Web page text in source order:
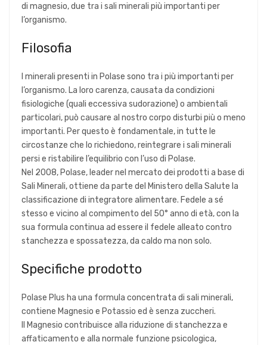
di magnesio, due tra i sali minerali più importanti per
l’organismo.
Filosofia
I minerali presenti in Polase sono tra i più importanti per
l’organismo. La loro carenza, causata da condizioni
fisiologiche (quali eccessiva sudorazione) o ambientali
particolari, può causare al nostro corpo disturbi più o meno
importanti. Per questo è fondamentale, in tutte le
circostanze che lo richiedono, reintegrare i sali minerali
persi e ristabilire l’equilibrio con l’uso di Polase.
Nel 2008, Polase, leader nel mercato dei prodotti a base di
Sali Minerali, ottiene da parte del Ministero della Salute la
classificazione di integratore alimentare. Fedele a sé
stesso e vicino al compimento del 50° anno di età, con la
sua formula continua ad essere il fedele alleato contro
stanchezza e spossatezza, da caldo ma non solo.
Specifiche prodotto
Polase Plus ha una formula concentrata di sali minerali,
contiene Magnesio e Potassio ed è senza zuccheri.
Il Magnesio contribuisce alla riduzione di stanchezza e
affaticamento e alla normale funzione psicologica,